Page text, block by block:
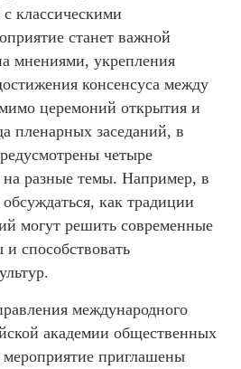
классическими
станет важной
мнениями, укрепления
консенсуса между
церемоний открытия и
пленарных заседаний, в
четыре
на разные темы. Например, в
как традиции
могут решить современные
способствовать
международного
академии общественных
приглашены